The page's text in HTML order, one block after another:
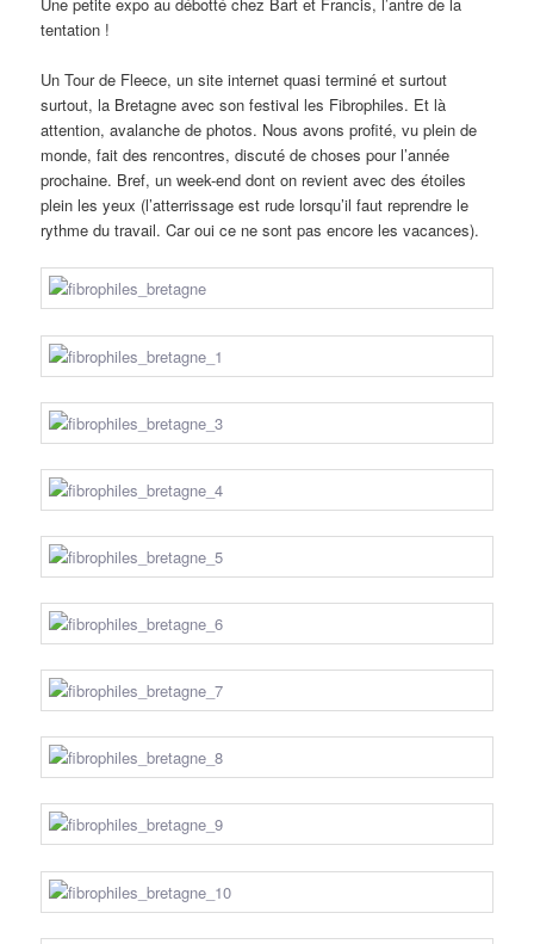
tentation !
Un Tour de Fleece, un site internet quasi terminé et surtout
surtout, la Bretagne avec son festival les Fibrophiles. Et là
attention, avalanche de photos. Nous avons profité, vu plein de
monde, fait des rencontres, discuté de choses pour l’année
prochaine. Bref, un week-end dont on revient avec des étoiles
plein les yeux (l’atterrissage est rude lorsqu’il faut reprendre le
rythme du travail. Car oui ce ne sont pas encore les vacances).